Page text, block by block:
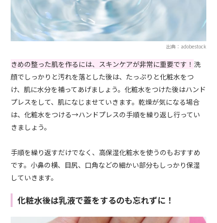
出典：adobestock
きめの整った肌を作るには、スキンケアが非常に重要です！ 洗
顔でしっかりと汚れを落とした後は、たっぷりと化粧水をつ
け、肌に水分を補ってあげましょう。化粧水をつけた後はハンド
プレスをして、肌になじませていきます。乾燥が気になる場合
は、化粧水をつける→ハンドプレスの手順を繰り返し行ってい
きましょう。
手順を繰り返すだけでなく、高保湿化粧水を使うのもおすすめ
です。小鼻の横、目尻、口角などの細かい部分もしっかり保湿
していきます。
化粧水後は乳液で蓋をするのも忘れずに！